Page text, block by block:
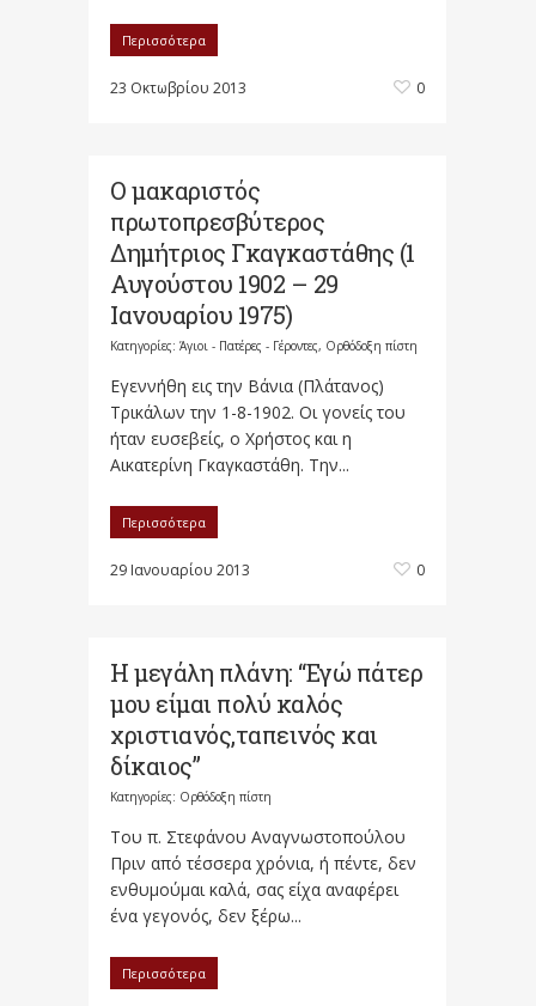
Περισσότερα
23 Οκτωβρίου 2013 0
Ο μακαριστός
πρωτοπρεσβύτερος
Δημήτριος Γκαγκαστάθης (1
Αυγούστου 1902 – 29
Ιανουαρίου 1975)
Κατηγορίες: Άγιοι - Πατέρες - Γέροντες, Ορθόδοξη πίστη
Εγεννήθη εις την Βάνια (Πλάτανος)
Τρικάλων την 1-8-1902. Οι γονείς του
ήταν ευσεβείς, ο Χρήστος και η
Αικατερίνη Γκαγκαστάθη. Την...
Περισσότερα
29 Ιανουαρίου 2013 0
Η μεγάλη πλάνη: “Εγώ πάτερ
μου είμαι πολύ καλός
χριστιανός​,ταπεινός και
δίκαιος”
Κατηγορίες: Ορθόδοξη πίστη
Του π. Στεφάνου Αναγνωστοπούλου
Πριν από τέσσερα χρόνια, ή πέντε, δεν
ενθυμούμαι καλά, σας είχα αναφέρει
ένα γεγονός, δεν ξέρω...
Περισσότερα